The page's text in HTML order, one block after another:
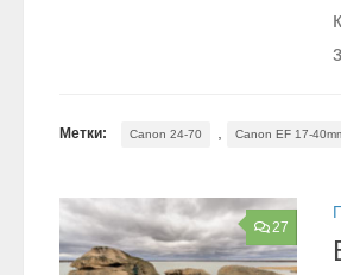
Метки: Canon 24-70 Canon EF 17-
27